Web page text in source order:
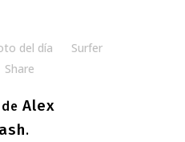
del día
Surfer
Share
Alex
.